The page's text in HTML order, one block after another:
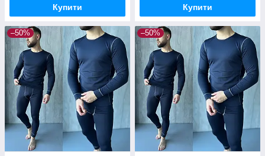
Купити Купити
–50% –50%